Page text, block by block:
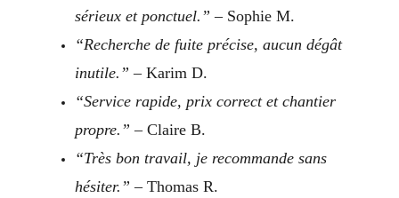
sérieux et ponctuel.” – Sophie M.
“Recherche de fuite précise, aucun dégât
inutile.” – Karim D.
“Service rapide, prix correct et chantier
propre.” – Claire B.
“Très bon travail, je recommande sans
hésiter.” – Thomas R.